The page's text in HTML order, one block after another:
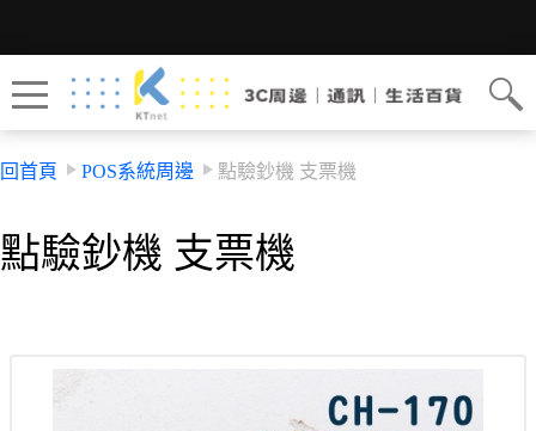
回首頁 POS系統周邊 點驗鈔機 支票機
點驗鈔機 支票機